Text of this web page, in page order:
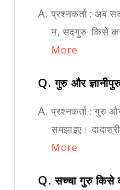
A. प्रश्नकर्ता : अब
न, सदगुरु किसे
More
Q.गुरु और
A. प्रश्नकर्ता : गुरु
समझाइए।
More
Q.सच्चा गुरु किसे